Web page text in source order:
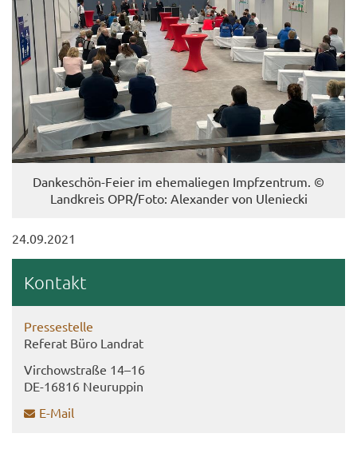
Dankeschön-​Feier im ehe­ma­lie­gen Impf­zen­trum. ©
Land­kreis OPR/Foto: Alex­an­der von Ule­niecki
24.09.2021
Kon­takt
Pres­se­stel­le
Re­fe­rat Büro Land­rat
Virch­ow­stra­ße 14–16
DE-​16816 Neu­rup­pin
E-​Mail